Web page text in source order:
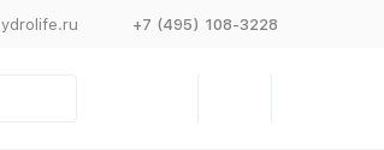
+7 (495) 108-3228